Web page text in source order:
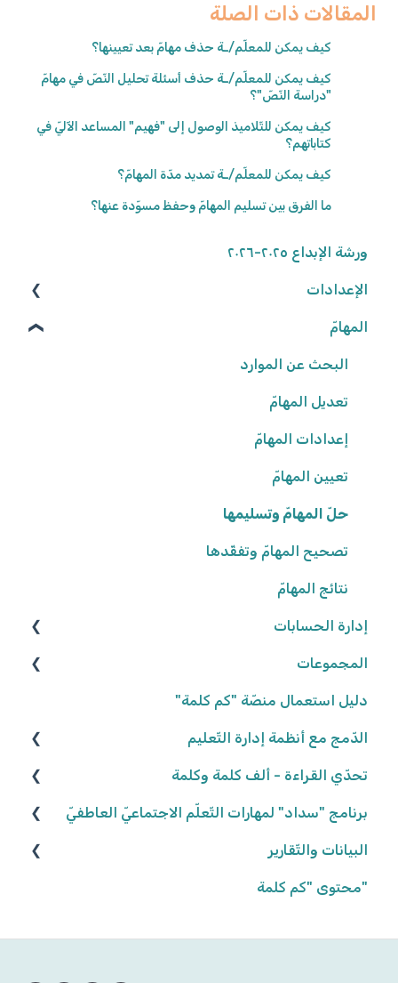
المقالات ذات الصلة
كيف يمكن للمعلّم/ـة حذف مهامّ بعد تعيينها؟
كيف يمكن للمعلّم/ـة حذف أسئلة تحليل النّصّ في مهامّ
"دراسة النّصّ"؟
كيف يمكن للتّلاميذ الوصول إلى "فهيم" المساعد الآليّ في
كتاباتهم؟
كيف يمكن للمعلّم/ـة تمديد مدّة المهامّ؟
ما الفرق بين تسليم المهامّ وحفظ مسوّدة عنها؟
ورشة الإبداع ٢٠٢٥-٢٠٢٦
الإعدادات
الوصول إلى المنصّة
كلمة المرور
البيانات الشّخصيّة
شروط وأحكام
إعدادات المدرسة
المهامّ
البحث عن الموارد
تعديل المهامّ
إعدادات المهامّ
تعيين المهامّ
حلّ المهامّ وتسليمها
تصحيح المهامّ وتفقّدها
نتائج المهامّ
إدارة الحسابات
المعلّمون/ـات
التّلاميذ
المجموعات
إنشاء المجموعات
تعديل المجموعات
إحصاءات المجموعات
دليل استعمال منصّة "كم كلمة"
الدّمج مع أنظمة إدارة التّعليم
كلاسلينك - ClassLink
تحدّي القراءة - ألف كلمة وكلمة
نكتب الواقع، نحلّق في الخيال ٢٠٢٥/٢٠٢٦
كواكب سيّارة ٢٠٢٤/٢٠٢٥
كواكب سيّارة ٢٠٢٣/٢٠٢٤
برنامج "سداد" لمهارات التّعلّم الاجتماعيّ العاطفيّ
تعريف البرنامج
المشاركة في البرنامج
البيانات والتّقارير
بيانات وتقارير التّلاميذ
"محتوى "كم كلمة